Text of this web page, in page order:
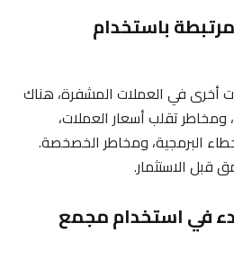
باستخدام
أخرى في العملات المشفرة، هناك
تقلب أسعار العملات،
البرمجية، ومخاطر الخصخصة.
قبل الاستثمار.
في استخدام مجمع